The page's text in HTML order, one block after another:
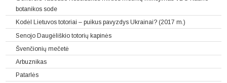
botanikos sode
Kodėl Lietuvos totoriai – puikus pavyzdys Ukrainai? (2017 m.)
Senojo Daugėliškio totorių kapinės
Švenčionių mečetė
Arbuznikas
Patarlės